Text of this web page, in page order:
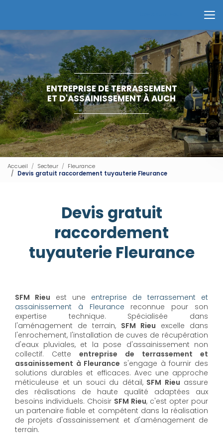
principal
ENTREPRISE DE TERRASSEMENT
ET D'ASSAINISSEMENT À AUCH
Accueil Secteur
Fleurance
Devis gratuit raccordement tuyauterie Fleurance
Devis gratuit
raccordement
tuyauterie Fleurance
SFM Rieu est une entreprise de terrassement et
assainissement à Fleurance reconnue pour son
expertise technique. Spécialisée dans
l'aménagement de terrain, SFM Rieu excelle dans
l'enrochement, l'installation de cuves de récupération
d'eaux pluviales, et la pose d'assainissement non
collectif. Cette entreprise de terrassement et
assainissement à Fleurance s'engage à fournir des
solutions durables et efficaces. Avec une approche
méticuleuse et un souci du détail,SFM Rieu assure
des réalisations de haute qualité adaptées aux
besoins individuels. Choisir SFM Rieu, c'est opter pour
un partenaire fiable et compétent dans la réalisation
de projets d'assainissement et d'aménagement de
terrain.